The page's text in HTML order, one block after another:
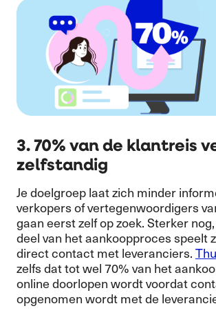
3. 70% van de klantreis
zelfstandig
Je doelgroep laat zich minder
verkopers of vertegenwoordigers
gaan eerst zelf op zoek. Sterker
deel van het aankoopproces speelt
direct contact met leveranciers.
zelfs dat tot wel 70% van het
online doorlopen wordt voordat
opgenomen wordt met de